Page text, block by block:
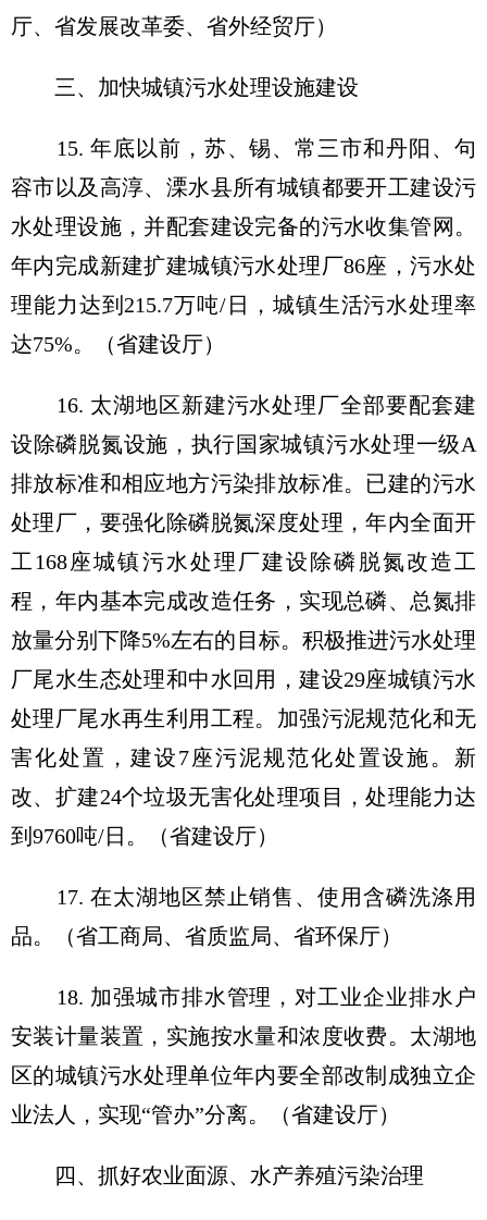
厅、省发展改革委、省外经贸厅）
三、加快城镇污水处理设施建设
15. 年底以前，苏、锡、常三市和丹阳、句
容市以及高淳、溧水县所有城镇都要开工建设污
水处理设施，并配套建设完备的污水收集管网。
年内完成新建扩建城镇污水处理厂86座，污水处
理能力达到215.7万吨/日，城镇生活污水处理率
达75%。（省建设厅）
16. 太湖地区新建污水处理厂全部要配套建
设除磷脱氮设施，执行国家城镇污水处理一级A
排放标准和相应地方污染排放标准。已建的污水
处理厂，要强化除磷脱氮深度处理，年内全面开
工168座城镇污水处理厂建设除磷脱氮改造工
程，年内基本完成改造任务，实现总磷、总氮排
放量分别下降5%左右的目标。积极推进污水处理
厂尾水生态处理和中水回用，建设29座城镇污水
处理厂尾水再生利用工程。加强污泥规范化和无
害化处置，建设7座污泥规范化处置设施。新
改、扩建24个垃圾无害化处理项目，处理能力达
到9760吨/日。（省建设厅）
17. 在太湖地区禁止销售、使用含磷洗涤用
品。（省工商局、省质监局、省环保厅）
18. 加强城市排水管理，对工业企业排水户
安装计量装置，实施按水量和浓度收费。太湖地
区的城镇污水处理单位年内要全部改制成独立企
业法人，实现“管办”分离。（省建设厅）
四、抓好农业面源、水产养殖污染治理